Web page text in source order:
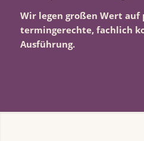
Wir legen großen Wert auf
termingerechte, fachlich
Ausführung.